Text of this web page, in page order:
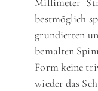
bestmöglich
grundierten
bemalten
Form keine
wieder das